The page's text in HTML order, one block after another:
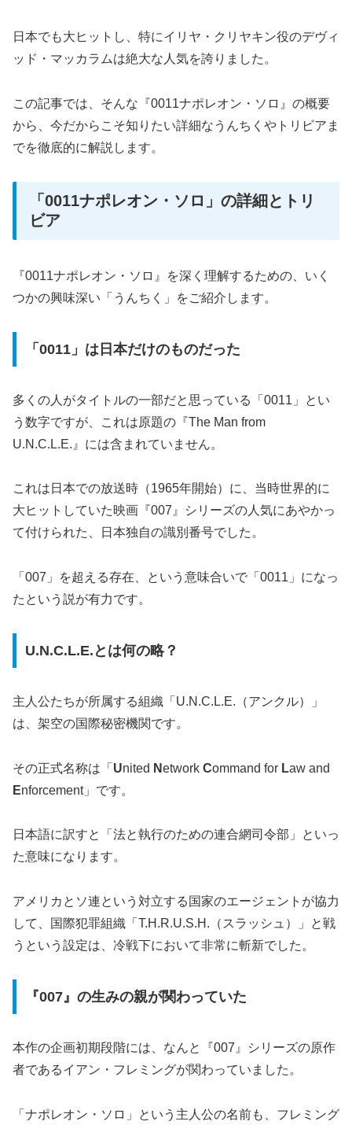
日本でも大ヒットし、特にイリヤ・クリヤキン役のデヴィ
ッド・マッカラムは絶大な人気を誇りました。
この記事では、そんな『0011ナポレオン・ソロ』の概要
から、今だからこそ知りたい詳細なうんちくやトリビアま
でを徹底的に解説します。
「0011ナポレオン・ソロ」の詳細とトリ
ビア
『0011ナポレオン・ソロ』を深く理解するための、いく
つかの興味深い「うんちく」をご紹介します。
「0011」は日本だけのものだった
多くの人がタイトルの一部だと思っている「0011」とい
う数字ですが、これは原題の『The Man from
U.N.C.L.E.』には含まれていません。
これは日本での放送時（1965年開始）に、当時世界的に
大ヒットしていた映画『007』シリーズの人気にあやかっ
て付けられた、日本独自の識別番号でした。
「007」を超える存在、という意味合いで「0011」になっ
たという説が有力です。
U.N.C.L.E.とは何の略？
主人公たちが所属する組織「U.N.C.L.E.（アンクル）」
は、架空の国際秘密機関です。
その正式名称は「 United Network Command for Law and
Enforcement」です。
日本語に訳すと「法と執行のための連合網司令部」といっ
た意味になります。
アメリカとソ連という対立する国家のエージェントが協力
して、国際犯罪組織「T.H.R.U.S.H.（スラッシュ）」と戦
うという設定は、冷戦下において非常に斬新でした。
『007』の生みの親が関わっていた
本作の企画初期段階には、なんと『007』シリーズの原作
者であるイアン・フレミングが関わっていました。
「ナポレオン・ソロ」という主人公の名前も、フレミング